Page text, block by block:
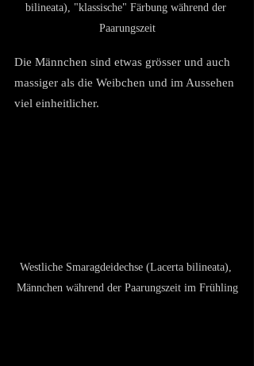
bilineata), "klassische" Färbung während der
Paarungszeit
Die Männchen sind etwas grösser und auch
massiger als die Weibchen und im Aussehen
viel einheitlicher.
Westliche Smaragdeidechse (Lacerta bilineata),
Männchen während der Paarungszeit im Frühling